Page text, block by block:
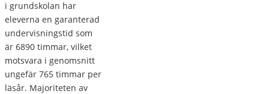
i grundskolan har
eleverna en garanterad
undervisningstid som
är 6890 timmar, vilket
motsvara i genomsnitt
ungefär 765 timmar per
läsår. Majoriteten av